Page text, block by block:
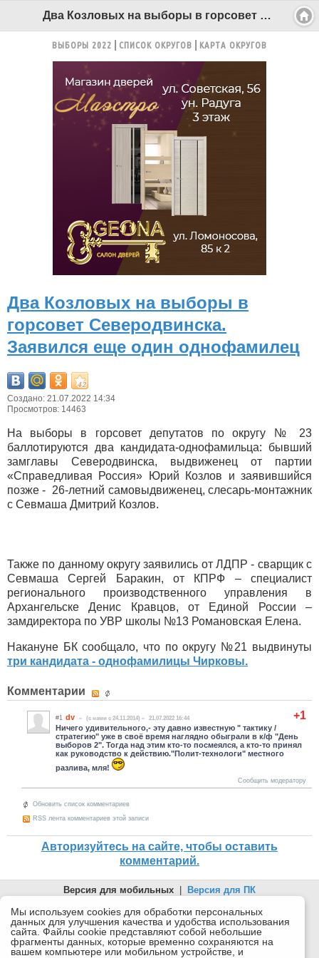
Два Козловых на выборы в горсовет Северодвинска. Заявился еще один однофамилец - Беломорканал Северодвинск tv29.ru
ВЫБОРЫ 2022 СПИСОК ОКРУГОВ КАРТА ОКРУГОВ
Два Козловых на выборы в
горсовет Северодвинска.
Заявился еще один однофамилец
Создано: 21.07.2022 14:34
Просмотров: 14463
На выборы в горсовет депутатов по округу № 23
баллотируются два кандидата-однофамильца: бывший
замглавы Северодвинска, выдвиженец от партии
«Справедливая Россия» Юрий Козлов и заявившийся
позже - 26-летний самовыдвиженец, слесарь-монтажник
с Севмаша Дмитрий Козлов.
Также по данному округу заявились от ЛДПР - сварщик с
Севмаша Сергей Баракин, от КПРФ – специалист
регионального производственного управления в
Архангельске Денис Кравцов, от Единой России –
замдиректора по УВР школы №13 Романовская Елена.
Накануне БК сообщало, что по округу №21 выдвинуты
три кандидата - однофамилицы Чирковы.
Комментарии
+1
#1 dv (c нами с 24.11.2014) 21.07.2022 16:44
Ничего удивительного,- эту давно известную " тактику /
стратегию" уже в своё время наглядно обыграли в к/ф "День
выборов 2". Тогда над этим кто-то посмеялся, а кто-то принял
как руководство к действию."Полит-технологи" местного
разлива, мля!
Сообщить модератору
Обновить список комментариев
RSS лента комментариев этой записи
Авторизуйтесь на сайте, чтобы оставить
комментарий.
Версия для мобильных
Версия для ПК
© 2026 Беломорканал Северодвинск tv29.ru
Joomla!is Free Software released under the GNU General Public
License.
Mobile version byMobile Joomla!
Мы используем cookies для обработки персональных
данных для улучшения качества и удобства использования
сайта. Файлы cookie представляют собой небольшие
фрагменты данных, которые временно сохраняются на
вашем компьютере или мобильном устройстве, и